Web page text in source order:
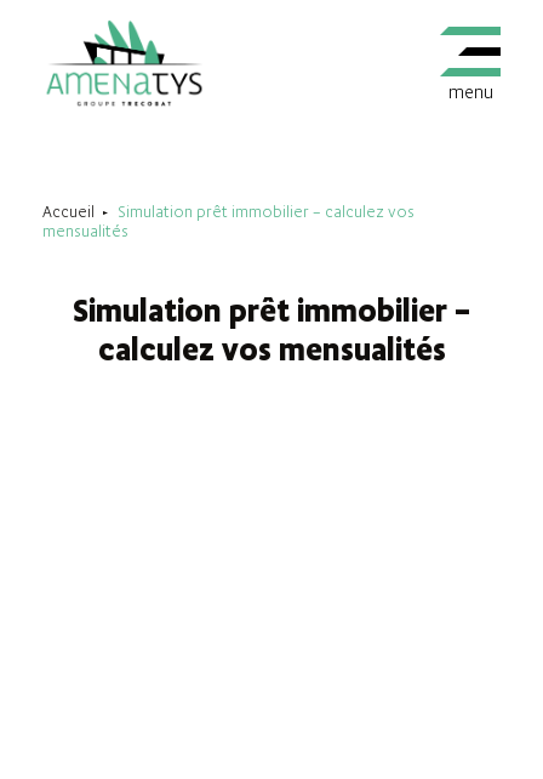
menu
Accueil
Simulation prêt immobilier – calculez vos
mensualités
Simulation prêt immobilier –
calculez vos mensualités